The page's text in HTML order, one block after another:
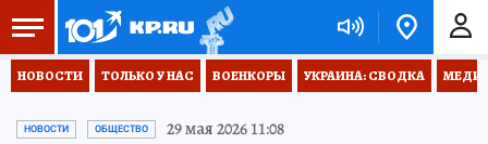
НОВОСТИ ТОЛЬКО У НАС ВОЕНКОРЫ УКРАИНА: СВОДКА
НОВОСТИ ОБЩЕСТВО 29 мая 2026 11:08